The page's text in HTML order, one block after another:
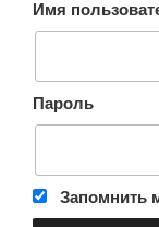
Имя
Пароль
Запомнить